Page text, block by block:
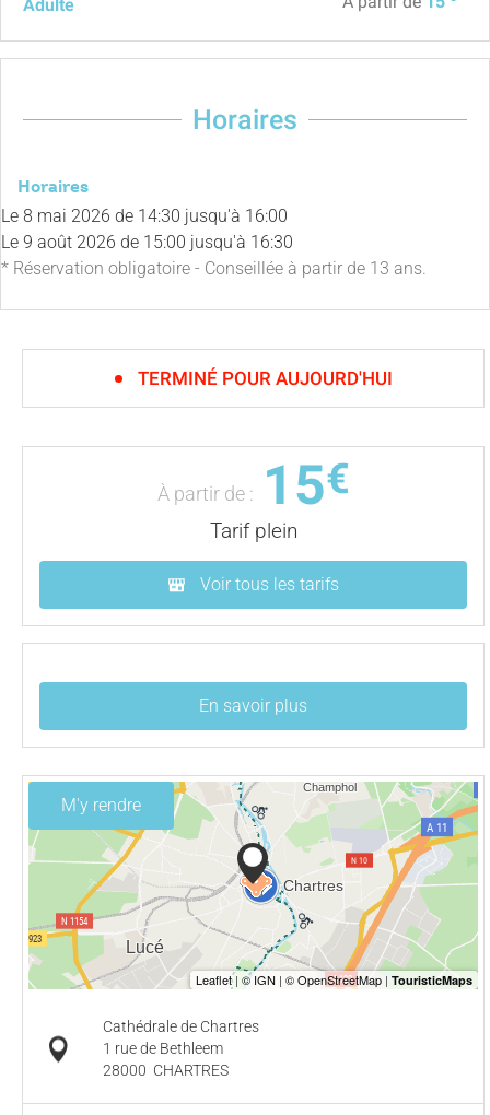
Adulte
Horaires
Horaires
Le 8 mai 2026 de 14:30 jusqu'à 16:00
Le 9 août 2026 de 15:00 jusqu'à 16:30
* Réservation obligatoire - Conseillée à partir de 13 ans.
TERMINÉ POUR AUJOURD'HUI
À partir de : 15€
Tarif plein
Voir tous les tarifs
En savoir plus
M'y rendre
Cathédrale de Chartres
1 rue de Bethleem
28000 CHARTRES